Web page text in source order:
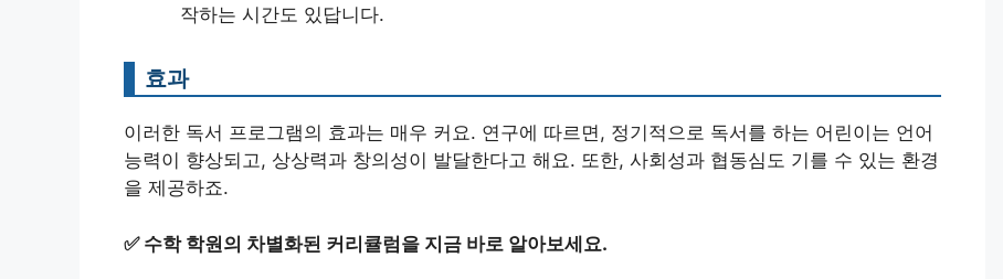
작하는 시간도 있답니다.
효과
이러한 독서 프로그램의 효과는 매우 커요. 연구에 따르면, 정기적으로 독서를 하는 어린이는 언어
능력이 향상되고, 상상력과 창의성이 발달한다고 해요. 또한, 사회성과 협동심도 기를 수 있는 환경
을 제공하죠.
✅ 수학 학원의 차별화된 커리큘럼을 지금 바로 알아보세요.